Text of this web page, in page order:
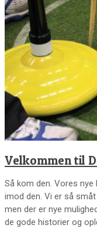
Velkommen til
Så kom den. Vores
imod den. Vi er så
men der er nye
de gode historier og